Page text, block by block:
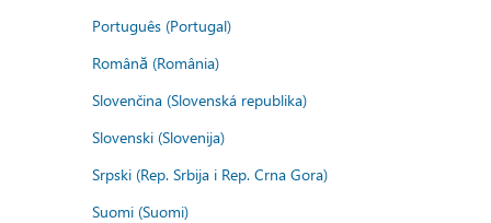
Português (Portugal)
Română (România)
Slovenčina (Slovenská republika)
Slovenski (Slovenija)
Srpski (Rep. Srbija i Rep. Crna Gora)
Suomi (Suomi)